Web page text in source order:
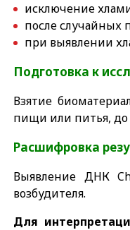
исключение
после случайных
при выявлении
Подготовка к
Взятие
пищи или питья, до
Расшифровка
Выявление ДНК
возбудителя.
Для